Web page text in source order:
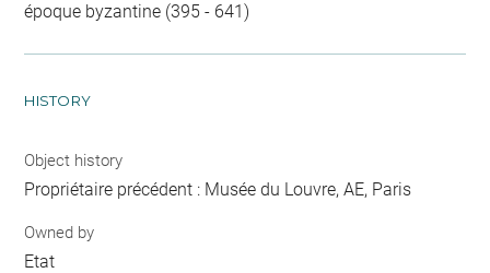
époque byzantine (395 - 641)
HISTORY
Object history
Propriétaire précédent : Musée du Louvre, AE, Paris
Owned by
Etat